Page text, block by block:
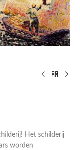
Het schilderij
worden